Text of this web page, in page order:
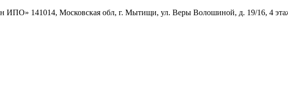
141014, Московская обл, г. Мытищи, ул. Веры Волошиной, д. 19/16, 4